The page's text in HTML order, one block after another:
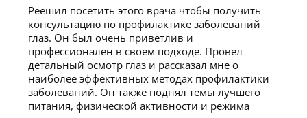
Реешил посетить этого врача чтобы получить
консультацию по профилактике заболеваний
глаз. Он был очень приветлив и
профессионален в своем подходе. Провел
детальный осмотр глаз и рассказал мне о
наиболее эффективных методах профилактики
заболеваний. Он также поднял темы лучшего
питания, физической активности и режима